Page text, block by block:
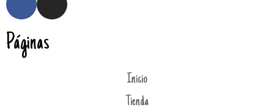
Páginas
Inicio
Tienda